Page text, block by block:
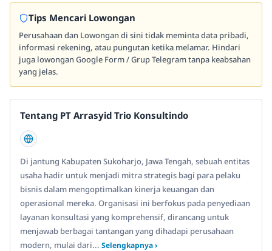
Tips Mencari Lowongan
Perusahaan dan Lowongan di sini tidak meminta data pribadi,
informasi rekening, atau pungutan ketika melamar. Hindari
juga lowongan Google Form / Grup Telegram tanpa keabsahan
yang jelas.
Tentang PT Arrasyid Trio Konsultindo
Di jantung Kabupaten Sukoharjo, Jawa Tengah, sebuah entitas
usaha hadir untuk menjadi mitra strategis bagi para pelaku
bisnis dalam mengoptimalkan kinerja keuangan dan
operasional mereka. Organisasi ini berfokus pada penyediaan
layanan konsultasi yang komprehensif, dirancang untuk
menjawab berbagai tantangan yang dihadapi perusahaan
modern, mulai dari... Selengkapnya ›